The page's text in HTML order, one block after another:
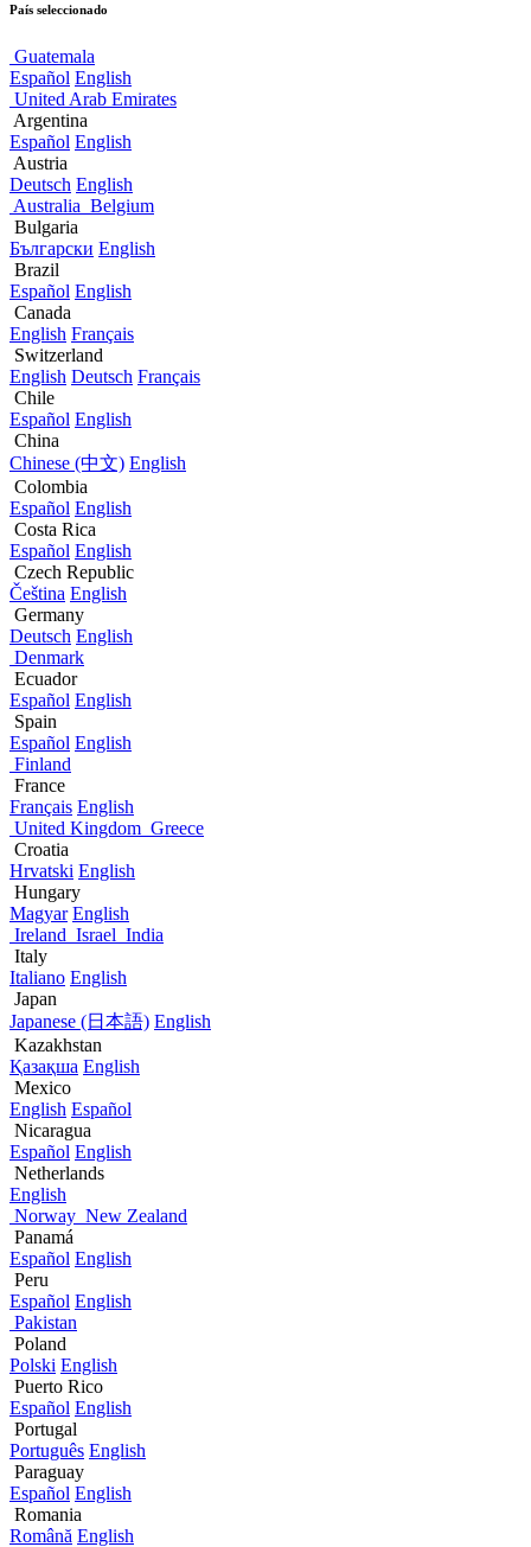
País seleccionado
Guatemala
Español English
United Arab Emirates
Argentina
Español English
Austria
Deutsch English
Australia Belgium
Bulgaria
Български English
Brazil
Español English
Canada
English Français
Switzerland
English Deutsch Français
Chile
Español English
China
Chinese (中文) English
Colombia
Español English
Costa Rica
Español English
Czech Republic
Čeština English
Germany
Deutsch English
Denmark
Ecuador
Español English
Spain
Español English
Finland
France
Français English
United Kingdom Greece
Croatia
Hrvatski English
Hungary
Magyar English
Ireland Israel India
Italy
Italiano English
Japan
Japanese (日本語) English
Kazakhstan
Қазақша English
Mexico
English Español
Nicaragua
Español English
Netherlands
English
Norway New Zealand
Panamá
Español English
Peru
Español English
Pakistan
Poland
Polski English
Puerto Rico
Español English
Portugal
Português English
Paraguay
Español English
Romania
Română English